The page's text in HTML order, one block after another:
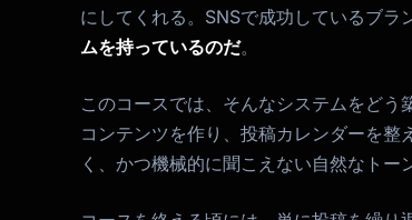
にしてくれる。SNSで成功しているブラ
ムを持っているのだ。
このコースでは、そんなシステムをど
コンテンツを作り、投稿カレンダーを
く、かつ機械的に聞こえない自然なトー